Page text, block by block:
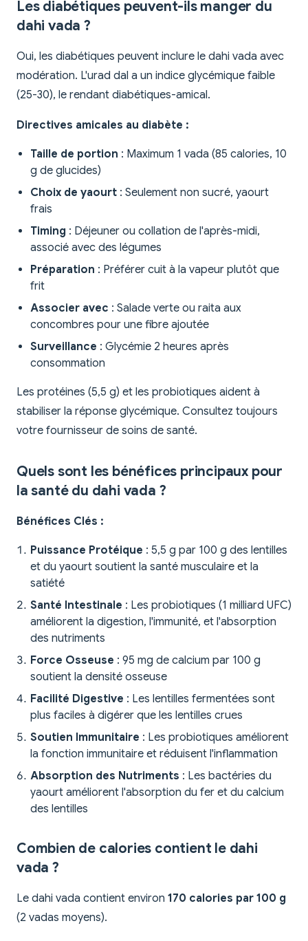
Les diabétiques peuvent-ils manger du
dahi vada ?
Oui, les diabétiques peuvent inclure le dahi vada avec
modération. L'urad dal a un indice glycémique faible
(25-30), le rendant diabétiques-amical.
Directives amicales au diabète :
Taille de portion : Maximum 1 vada (85 calories, 10
g de glucides)
Choix de yaourt : Seulement non sucré, yaourt
frais
Timing : Déjeuner ou collation de l'après-midi,
associé avec des légumes
Préparation : Préférer cuit à la vapeur plutôt que
frit
Associer avec : Salade verte ou raita aux
concombres pour une fibre ajoutée
Surveillance : Glycémie 2 heures après
consommation
Les protéines (5,5 g) et les probiotiques aident à
stabiliser la réponse glycémique. Consultez toujours
votre fournisseur de soins de santé.
Quels sont les bénéfices principaux pour
la santé du dahi vada ?
Bénéfices Clés :
Puissance Protéique : 5,5 g par 100 g des lentilles
et du yaourt soutient la santé musculaire et la
satiété
Santé Intestinale : Les probiotiques (1 milliard UFC)
améliorent la digestion, l'immunité, et l'absorption
des nutriments
Force Osseuse : 95 mg de calcium par 100 g
soutient la densité osseuse
Facilité Digestive : Les lentilles fermentées sont
plus faciles à digérer que les lentilles crues
Soutien Immunitaire : Les probiotiques améliorent
la fonction immunitaire et réduisent l'inflammation
Absorption des Nutriments : Les bactéries du
yaourt améliorent l'absorption du fer et du calcium
des lentilles
Combien de calories contient le dahi
vada ?
Le dahi vada contient environ 170 calories par 100 g
(2 vadas moyens).